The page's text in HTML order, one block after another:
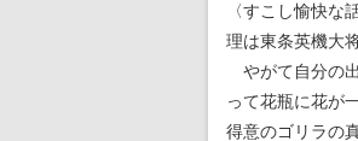
〈すこし愉快
理は東条英機大
やがて自分の
って花瓶に花が
得意のゴリラの